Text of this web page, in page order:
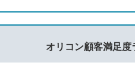
オリコン顧客満足度